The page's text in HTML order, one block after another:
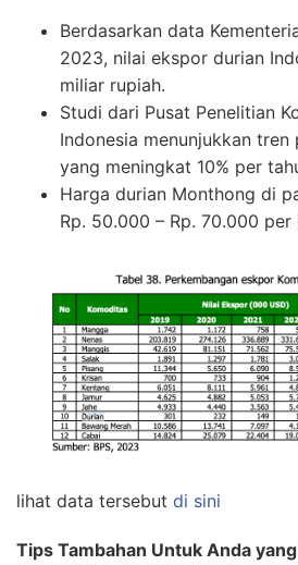
Berdasarkan data
2023, nilai ekspor durian
miliar rupiah.
Studi dari Pusat Penelitian
Indonesia menunjukkan
yang meningkat 10% per
Harga durian Monthong di
Rp. 50.000 – Rp. 70.000 per
lihat data tersebut di sini
Tips Tambahan Untuk Anda